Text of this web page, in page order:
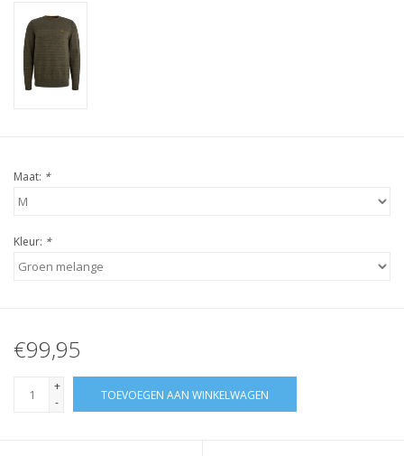
Maat: *
Kleur: *
€99,95
+
-
TOEVOEGEN AAN WINKELWAGEN